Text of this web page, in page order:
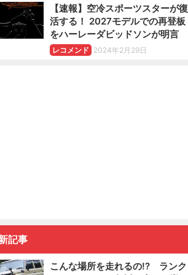
【速報】空冷スポーツスターが復
活する！ 2027モデルでの再登板
をハーレーダビッドソンが明言
レコメンド 2024年2月29日
記事
こんな場所を走れるの!? ランク